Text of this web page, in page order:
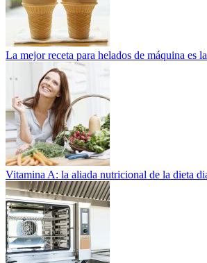
La mejor receta para helados de máquina es
Vitamina A: la aliada nutricional de la dieta